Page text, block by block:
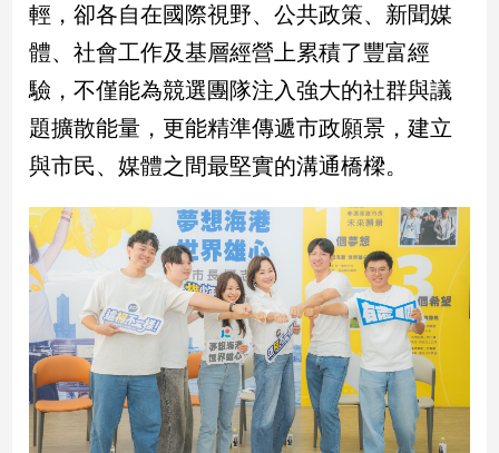
寵
物
Pet
影
音
專
區
合
作
媒
體
輕，卻各自在國際視野、公共政策、新聞媒
體、社會工作及基層經營上累積了豐富經
驗，不僅能為競選團隊注入強大的社群與議
題擴散能量，更能精準傳遞市政願景，建立
與市民、媒體之間最堅實的溝通橋樑。